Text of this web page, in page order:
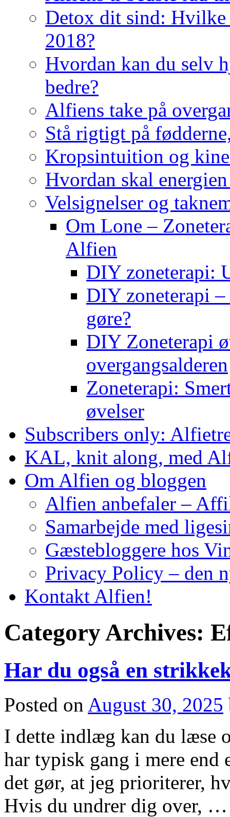
Detox dit sind:
2018?
Hvordan kan du selv
bedre?
Alfiens take på
Stå rigtigt på
Kropsintuition og
Hvordan skal
Velsignelser og
Om Lone –
Alfien
DIY zoneterapi:
DIY zoneterapi
gøre?
DIY Zoneterapi
overgangsalderen
Zoneterapi:
øvelser
Subscribers only:
KAL, knit along, med
Om Alfien og bloggen
Alfien anbefaler –
Samarbejde med
Gæstebloggere hos
Privacy Policy – den
Kontakt Alfien!
Category Archives:
Har du også en
Posted on August 30, 2025
I dette indlæg kan du læse
har typisk gang i mere end
det gør, at jeg prioriterer,
Hvis du undrer dig over,